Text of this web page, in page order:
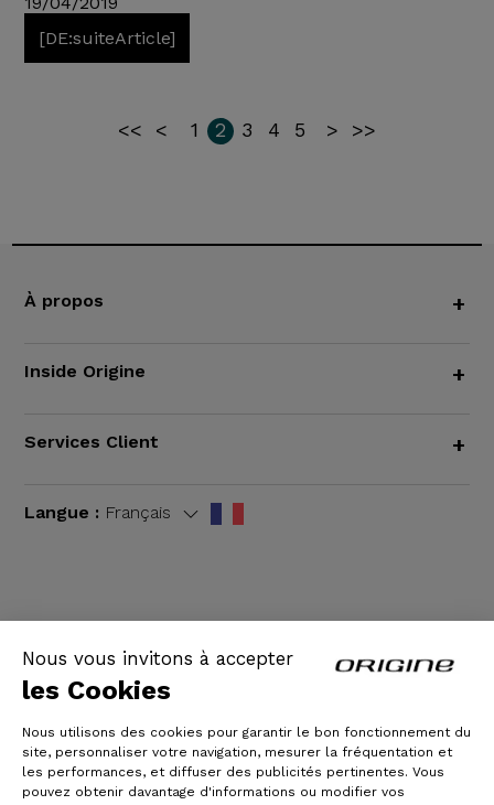
Nous vous invitons à accepter
les Cookies
Nous utilisons des cookies pour garantir le bon fonctionnement du
site, personnaliser votre navigation, mesurer la fréquentation et
les performances, et diffuser des publicités pertinentes. Vous
pouvez obtenir davantage d'informations ou modifier vos
[DE:suiteArticle]
<< < 1 2 3 4 5 > >>
À propos +
Inside Origine +
Services Client +
Langue : Français